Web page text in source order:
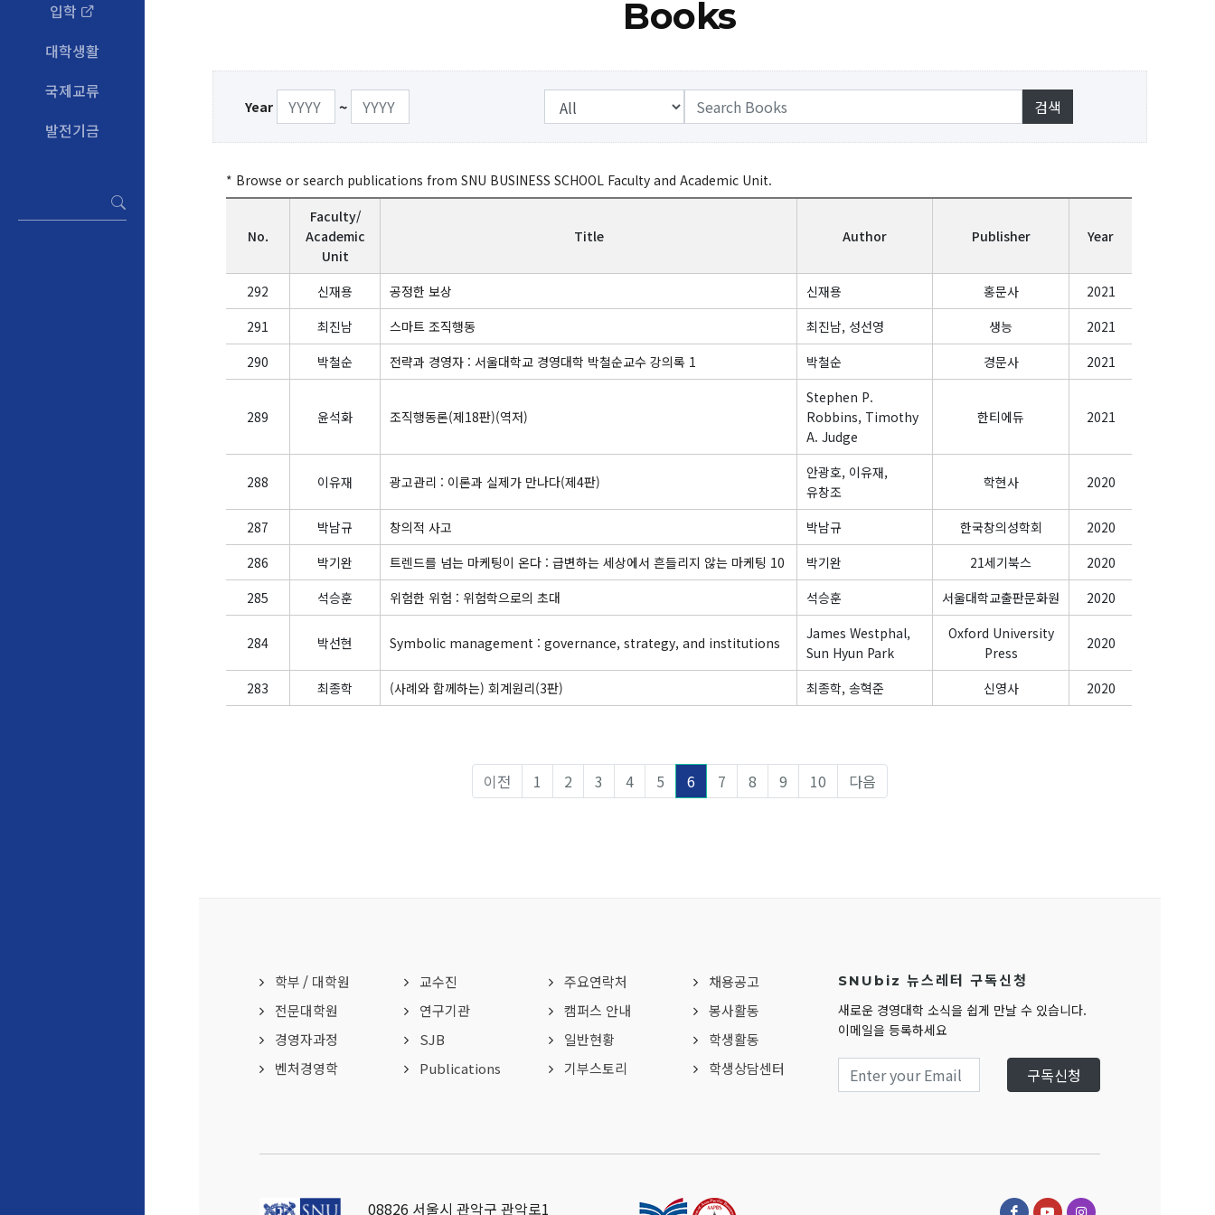
입학
대학생활
국제교류
발전기금
Books
Year ~
* Browse or search publications from SNU BUSINESS SCHOOL Faculty and Academic Unit.
No.
Faculty/
Academic
Unit
Title Author Publisher Year
292 신재용 공정한 보상 신재용 홍문사
2021
291
최진남 스마트 조직행동 최진남, 성선영 생능
2021
290
박철순 전략과 경영자 : 서울대학교 경영대학 박철순교수 강의록 1 박철순 경문사 2021
289 윤석화 조직행동론(제18판)(역저)
Stephen P.
Robbins, Timothy
A. Judge
한티에듀 2021
288 이유재 광고관리 : 이론과 실제가 만나다(제4판)
안광호, 이유재,
유창조
학현사 2020
287 박남규 창의적 사고 박남규 한국창의성학회
2020
286
박기완 트렌드를 넘는 마케팅이 온다 : 급변하는 세상에서 흔들리지 않는 마케팅 10 박기완 21세기북스
2020
285
석승훈 위험한 위험 : 위험학으로의 초대 석승훈 서울대학교출판문화원 2020
284 박선현 Symbolic management : governance, strategy, and institutions
James Westphal,
Sun Hyun Park
Oxford University
Press
2020
283 최종학 (사례와 함께하는) 회계원리(3판) 최종학, 송혁준 신영사 2020
이전 1 2 3 4 5 6 7 8 9 10 다음
학부 / 대학원
전문대학원
경영자과정
벤처경영학
교수진
연구기관
SJB
Publications
주요연락처
캠퍼스 안내
일반현황
기부스토리
채용공고
봉사활동
학생활동
학생상담센터
SNUbiz 뉴스레터 구독신청
새로운 경영대학 소식을 쉽게 만날 수 있습니다.
이메일을 등록하세요
구독신청
08826 서울시 관악구 관악로1